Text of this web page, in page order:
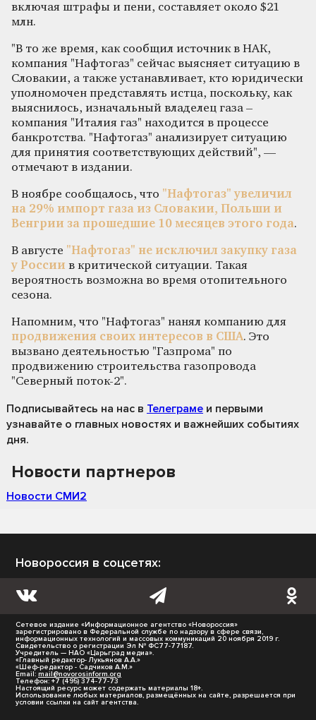
включая штрафы и пени, составляет около $21
млн.
"В то же время, как сообщил источник в НАК,
компания "Нафтогаз" сейчас выясняет ситуацию в
Словакии, а также устанавливает, кто юридически
уполномочен представлять истца, поскольку, как
выяснилось, изначальный владелец газа –
компания "Италия газ" находится в процессе
банкротства. "Нафтогаз" анализирует ситуацию
для принятия соответствующих действий", —
отмечают в издании.
В ноябре сообщалось, что "Нафтогаз" увеличил
на 29% импорт газа из Словакии, Польши и
Венгрии за прошедшие 10 месяцев этого года.
В августе "Нафтогаз" не исключил закупку газа
у России в критической ситуации. Такая
вероятность возможна во время отопительного
сезона.
Напомним, что "Нафтогаз" нанял компанию для
продвижения своих интересов в США. Это
вызвано деятельностью "Газпрома" по
продвижению строительства газопровода
"Северный поток-2".
Подписывайтесь на нас в Телеграме и первыми
узнавайте о главных новостях и важнейших событиях
дня.
Новости партнеров
Новости СМИ2
Новороссия в соцсетях:
Сетевое издание «Информационное агентство «Новороссия»
зарегистрировано в Федеральной службе по надзору в сфере связи,
информационных технологий и массовых коммуникаций 20 ноября 2019 г.
Свидетельство о регистрации Эл № ФС77-77187.
Учредитель — НАО «Царьград медиа».
«Главный редактор- Лукьянов А.А.»
«Шеф-редактор - Садчиков А.М.»
Email: mail@novorosinform.org
Телефон: +7 (495) 374-77-73
Настоящий ресурс может содержать материалы 18+.
Использование любых материалов, размещённых на сайте, разрешается при
условии ссылки на сайт агентства.